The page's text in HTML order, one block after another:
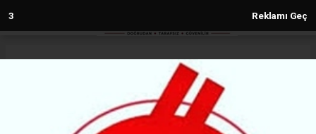
2 Reklamı Geç
İsmail Saymaz: Köylüyü öldüren
komutan tutuklandı